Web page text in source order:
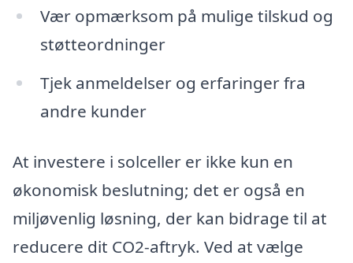
Vær opmærksom på mulige tilskud og
støtteordninger
Tjek anmeldelser og erfaringer fra
andre kunder
At investere i solceller er ikke kun en
økonomisk beslutning; det er også en
miljøvenlig løsning, der kan bidrage til at
reducere dit CO2-aftryk. Ved at vælge